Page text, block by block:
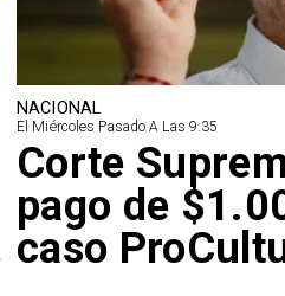
NACIONAL
El Miércoles Pasado A Las 9:35
Corte
pago de
caso